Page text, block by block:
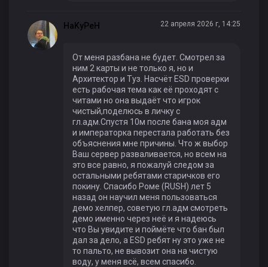
HaKyPeH 22 апреля 2026 г, 14:25
От меня разбана не будет. Смотрел за
ним 2 карты и не только я, но и
Архитектор и Туз. Насчёт ESD проверки
есть рабочая тема как её проходят с
читами но она выдаёт что игрок
чистый,поделюсь в личку с
гл.адм.Спустя 10м после бана моя адм
и императорка перестала работать без
объяснения мне причины. Что ж выбор
Ваш сервер разваливается, но всем на
это все равно, я пожалуй следом за
остальными ребятами старичков его
покину. Спасибо Роме (RUSH) лет 5
назад он научил меня пользоваться
демо хелпер, советую гл.адм смотреть
демо именно через неё и я надеюсь
что Вы увидите и поймёте что бан был
дал за дело, а ESD ребят ну это уже не
то пальто, не вывозит она на чистую
воду, у меня всё, всем спасибо.